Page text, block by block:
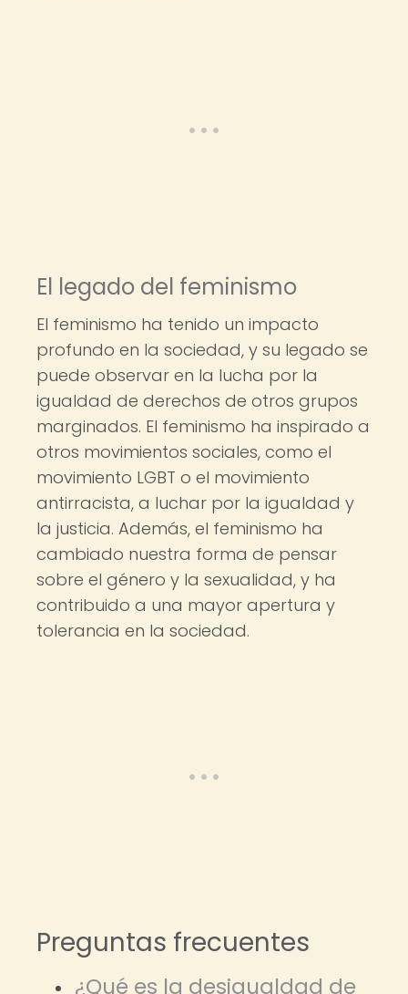
El legado del feminismo
El feminismo ha tenido un impacto
profundo en la sociedad, y su legado se
puede observar en la lucha por la
igualdad de derechos de otros grupos
marginados. El feminismo ha inspirado a
otros movimientos sociales, como el
movimiento LGBT o el movimiento
antirracista, a luchar por la igualdad y
la justicia. Además, el feminismo ha
cambiado nuestra forma de pensar
sobre el género y la sexualidad, y ha
contribuido a una mayor apertura y
tolerancia en la sociedad.
Preguntas frecuentes
¿Qué es la desigualdad de